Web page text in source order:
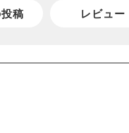
稿 レビュー